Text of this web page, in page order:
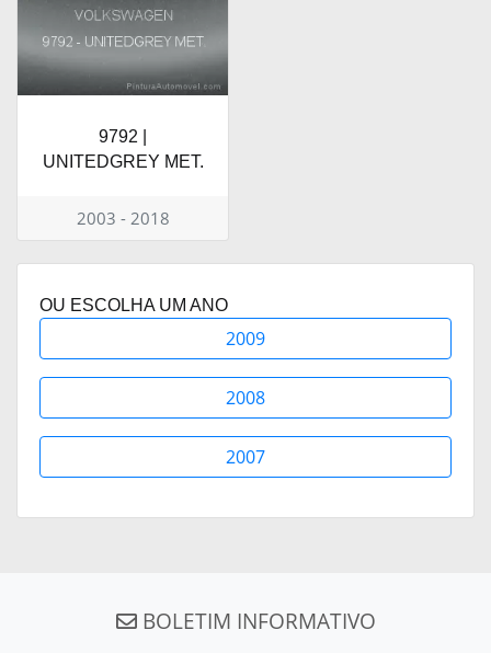
9792 |
UNITEDGREY MET.
2003 - 2018
OU ESCOLHA UM ANO
2009
2008
2007
BOLETIM INFORMATIVO